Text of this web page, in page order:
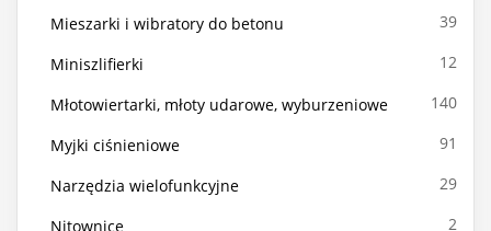
Mieszarki i wibratory do betonu 39
Miniszlifierki 12
Młotowiertarki, młoty udarowe, wyburzeniowe 140
Myjki ciśnieniowe 91
Narzędzia wielofunkcyjne 29
Nitownice 2